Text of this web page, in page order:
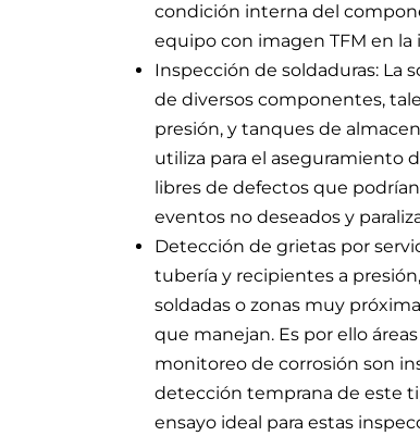
condición interna del
equipo con imagen TFM en la
Inspección de soldaduras: La
de diversos componentes,
presión, y tanques de
utiliza para el aseguramiento
libres de defectos que
eventos no deseados y
Detección de grietas por
tubería y recipientes a
soldadas o zonas muy
que manejan. Es por ello
monitoreo de corrosión son
detección temprana de este
ensayo ideal para estas